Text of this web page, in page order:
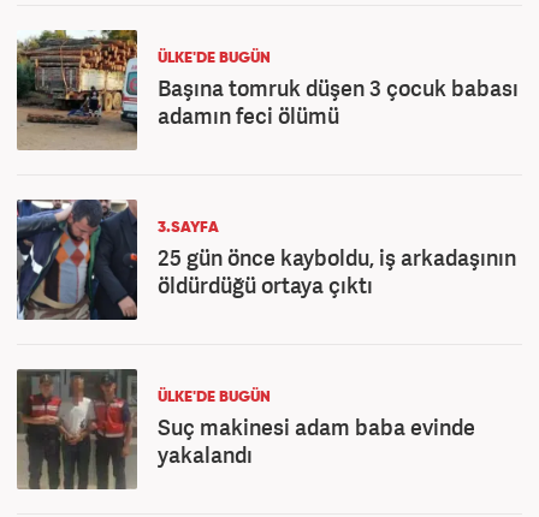
ÜLKE'DE BUGÜN
Başına tomruk düşen 3 çocuk babası
adamın feci ölümü
3.SAYFA
25 gün önce kayboldu, iş arkadaşının
öldürdüğü ortaya çıktı
ÜLKE'DE BUGÜN
Suç makinesi adam baba evinde
yakalandı